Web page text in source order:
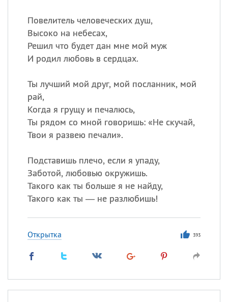
Повелитель человеческих душ,
Высоко на небесах,
Решил что будет дан мне мой муж
И родил любовь в сердцах.
Ты лучший мой друг, мой посланник, мой
рай,
Когда я грущу и печалюсь,
Ты рядом со мной говоришь: «Не скучай,
Твои я развею печали».
Подставишь плечо, если я упаду,
Заботой, любовью окружишь.
Такого как ты больше я не найду,
Такого как ты — не разлюбишь!
Открытка 393